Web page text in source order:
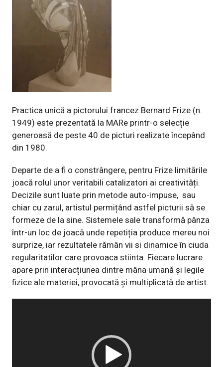
Practica unică a pictorului francez Bernard Frize (n.
1949) este prezentată la MARe printr-o selecție
generoasă de peste 40 de picturi realizate începând
din 1980.
Departe de a fi o constrângere, pentru Frize limitările
joacă rolul unor veritabili catalizatori ai creativități.
Decizile sunt luate prin metode auto-impuse, sau
chiar cu zarul, artistul permițând astfel picturii să se
formeze de la sine. Sistemele sale transformă pânza
într-un loc de joacă unde repetiția produce mereu noi
surprize, iar rezultatele rămân vii si dinamice în ciuda
regularitatilor care provoaca stiinta. Fiecare lucrare
apare prin interacțiunea dintre mâna umană și legile
fizice ale materiei, provocată și multiplicată de artist.